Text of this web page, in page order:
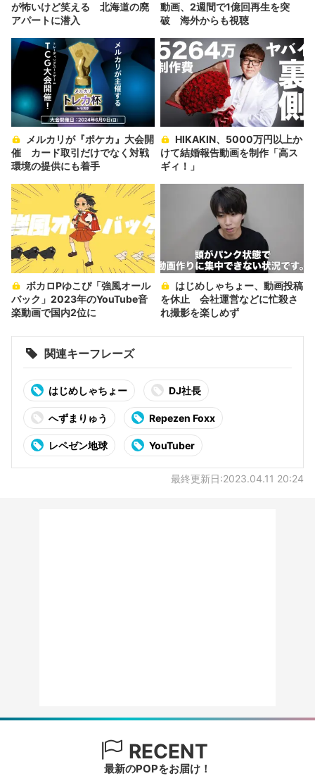
が怖いけど笑える 北海道の廃
アパートに潜入
動画、2週間で1億回再生を突
破 海外からも視聴
催 カード取引だけでなく対戦
環境の提供にも着手
けて結婚報告動画を制作「高ス
ギィ！」
バック」2023年のYouTube音
楽動画で国内2位に
を休止 会社運営などに忙殺さ
れ撮影を楽しめず
関連キーフレーズ
はじめしゃちょー DJ社長
へずまりゅう Repezen Foxx
レペゼン地球 YouTuber
最終更新日:2023.04.11 20:24
RECENT
最新のPOPをお届け！